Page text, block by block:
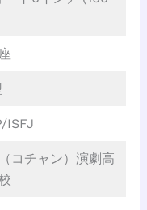
ISFJ
コチャン）演劇高